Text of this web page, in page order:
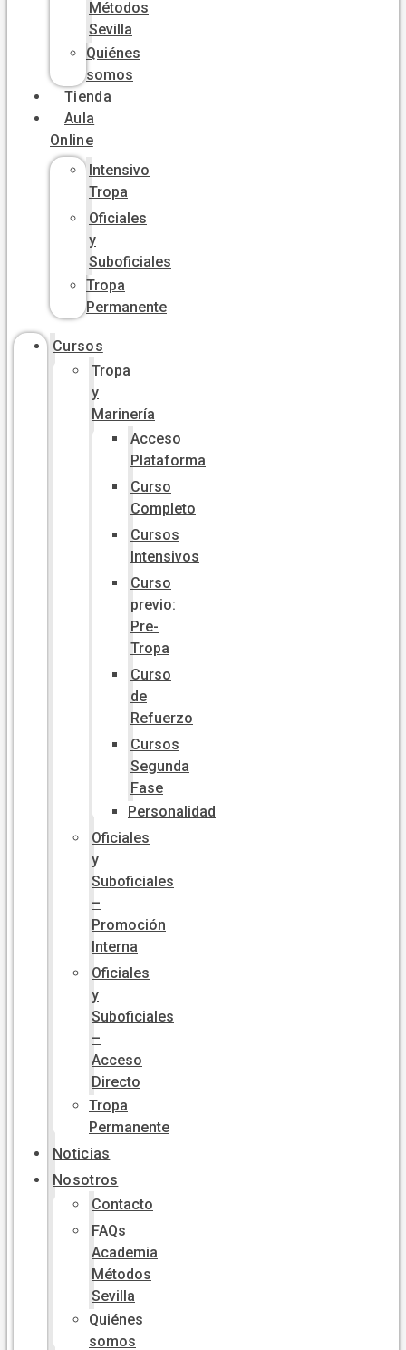
Métodos
Sevilla
Quiénes
somos
Tienda
Aula
Online
Intensivo
Tropa
Oficiales
y
Suboficiales
Tropa
Permanente
Cursos
Tropa
y
Marinería
Acceso
Plataforma
Curso
Completo
Cursos
Intensivos
Curso
previo:
Pre-
Tropa
Curso
de
Refuerzo
Cursos
Segunda
Fase
Personalidad
Oficiales
y
Suboficiales
–
Promoción
Interna
Oficiales
y
Suboficiales
–
Acceso
Directo
Tropa
Permanente
Noticias
Nosotros
Contacto
FAQs
Academia
Métodos
Sevilla
Quiénes
somos